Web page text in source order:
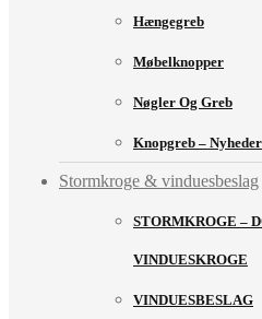
Hængegreb
Møbelknopper
Nøgler Og Greb
Knopgreb – Nyheder
Stormkroge & vinduesbeslag
STORMKROGE –
VINDUESKROGE
VINDUESBESLAG